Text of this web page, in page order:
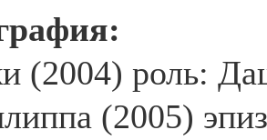
(2004) роль:
(2005)